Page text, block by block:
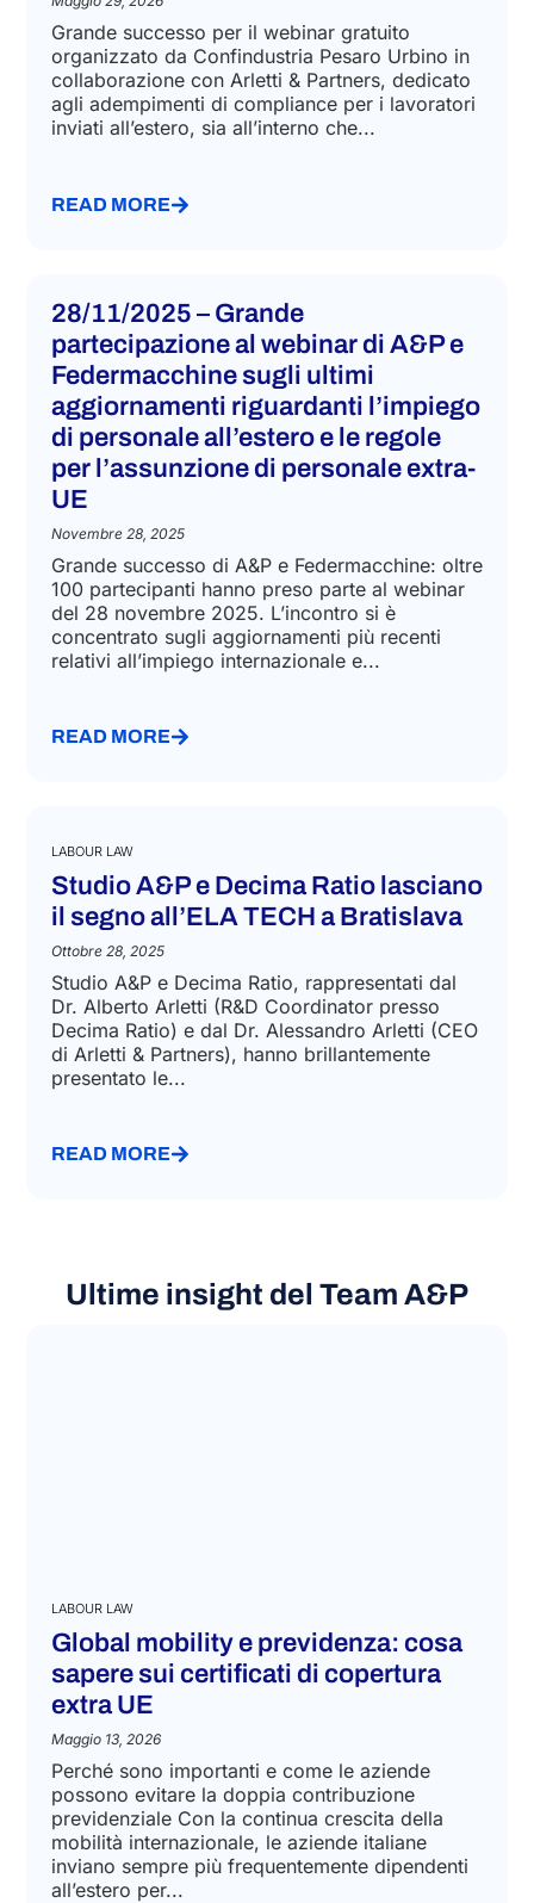
Grande successo per il webinar gratuito
organizzato da Confindustria Pesaro Urbino in
collaborazione con Arletti & Partners, dedicato
agli adempimenti di compliance per i lavoratori
inviati all’estero, sia all’interno che...
READ MORE
28/11/2025 – Grande
partecipazione al webinar di A&P e
Federmacchine sugli ultimi
aggiornamenti riguardanti l’impiego
di personale all’estero e le regole
per l’assunzione di personale extra-
UE
Novembre 28, 2025
Grande successo di A&P e Federmacchine: oltre
100 partecipanti hanno preso parte al webinar
del 28 novembre 2025. L’incontro si è
concentrato sugli aggiornamenti più recenti
relativi all’impiego internazionale e...
READ MORE
LABOUR LAW
Studio A&P e Decima Ratio lasciano
il segno all’ELA TECH a Bratislava
Ottobre 28, 2025
Studio A&P e Decima Ratio, rappresentati dal
Dr. Alberto Arletti (R&D Coordinator presso
Decima Ratio) e dal Dr. Alessandro Arletti (CEO
di Arletti & Partners), hanno brillantemente
presentato le...
READ MORE
Ultime insight del Team A&P
LABOUR LAW
Global mobility e previdenza: cosa
sapere sui certificati di copertura
extra UE
Maggio 13, 2026
Perché sono importanti e come le aziende
possono evitare la doppia contribuzione
previdenziale Con la continua crescita della
mobilità internazionale, le aziende italiane
inviano sempre più frequentemente dipendenti
all’estero per...